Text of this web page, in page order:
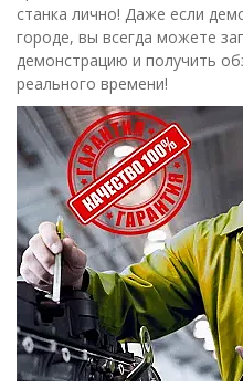
станка лично! Даже если
городе, вы всегда можете
демонстрацию и получить
реального времени!